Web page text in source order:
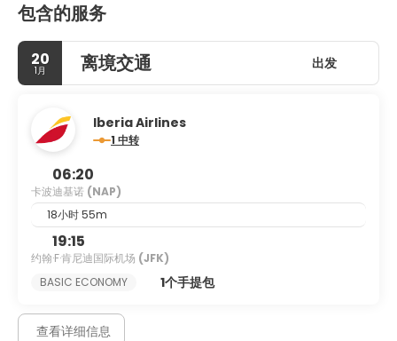
包含的服务
20
1月 离境交通 出发
Iberia Airlines
1 中转
06:20
卡波迪基诺 (NAP)
18小时 55m
19:15
约翰·F·肯尼迪国际机场 (JFK)
BASIC ECONOMY
1个手提包
查看详细信息